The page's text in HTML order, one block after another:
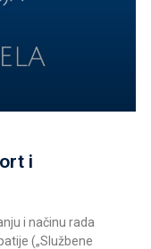
i
i načinu rada
(„Službene